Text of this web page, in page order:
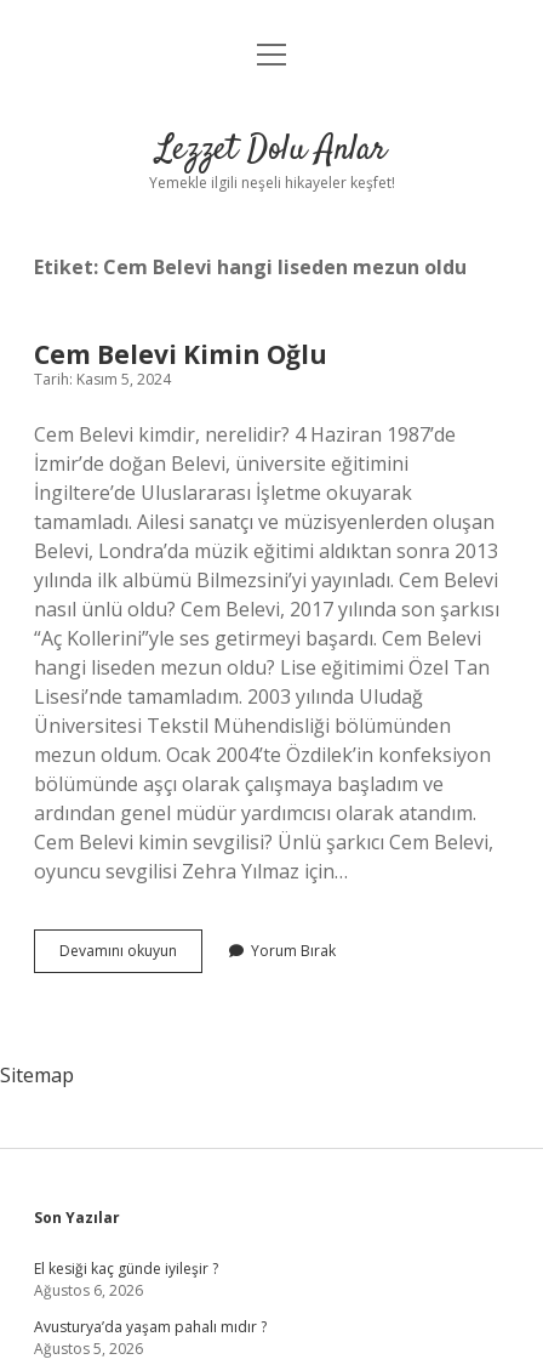
Anasayfa
Yasal Uyarı
menüyü
Lezzet Dolu Anlar
Yemekle ilgili neşeli hikayeler keşfet!
Etiket: Cem Belevi hangi liseden mezun oldu
Cem Belevi Kimin Oğlu
Tarih: Kasım 5, 2024
Cem Belevi kimdir, nerelidir? 4 Haziran 1987’de
İzmir’de doğan Belevi, üniversite eğitimini
İngiltere’de Uluslararası İşletme okuyarak
tamamladı. Ailesi sanatçı ve müzisyenlerden oluşan
Belevi, Londra’da müzik eğitimi aldıktan sonra 2013
yılında ilk albümü Bilmezsini’yi yayınladı. Cem Belevi
nasıl ünlü oldu? Cem Belevi, 2017 yılında son şarkısı
“Aç Kollerini”yle ses getirmeyi başardı. Cem Belevi
hangi liseden mezun oldu? Lise eğitimimi Özel Tan
Lisesi’nde tamamladım. 2003 yılında Uludağ
Üniversitesi Tekstil Mühendisliği bölümünden
mezun oldum. Ocak 2004’te Özdilek’in konfeksiyon
bölümünde aşçı olarak çalışmaya başladım ve
ardından genel müdür yardımcısı olarak atandım.
Cem Belevi kimin sevgilisi? Ünlü şarkıcı Cem Belevi,
oyuncu sevgilisi Zehra Yılmaz için…
Devamını okuyun
Belevi
Yorum Bırak
Sitemap
Sidebar
Son Yazılar
El kesiği kaç günde iyileşir ?
Ağustos 6, 2026
Avusturya’da yaşam pahalı mıdır ?
Ağustos 5, 2026